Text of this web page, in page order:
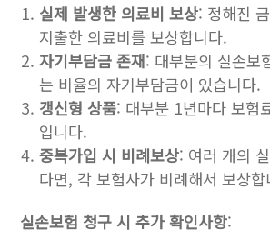
실제 발생한 의료비 보상: 정해진
지출한 의료비를 보상합니다.
자기부담금 존재: 대부분의 실손보
는 비율의 자기부담금이 있습니다.
갱신형 상품: 대부분 1년마다 보험
입니다.
중복가입 시 비례보상: 여러 개의
다면, 각 보험사가 비례해서 보상합
실손보험 청구 시 추가 확인사항: